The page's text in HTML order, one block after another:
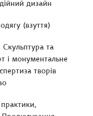
дизайн
(взуття)
та
і монументальне
творів